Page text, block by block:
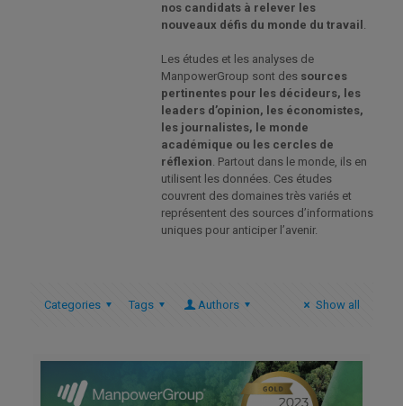
nos candidats à relever les
nouveaux défis du monde du travail .
Les études et les analyses de
ManpowerGroup sont des sources
pertinentes pour les décideurs, les
leaders d’opinion, les économistes,
les journalistes, le monde
académique ou les cercles de
réflexion. Partout dans le monde, ils en
utilisent les données. Ces études
couvrent des domaines très variés et
représentent des sources d’informations
uniques pour anticiper l’avenir.
Categories Tags Authors Show all